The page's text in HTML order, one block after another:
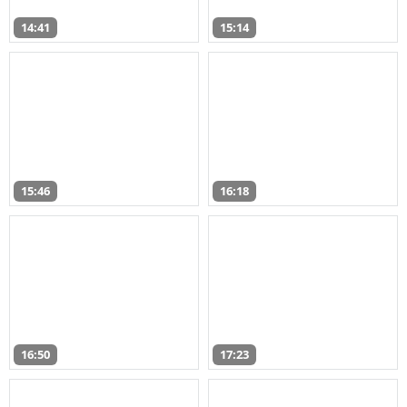
14:41 15:14
15:46 16:18
16:50 17:23